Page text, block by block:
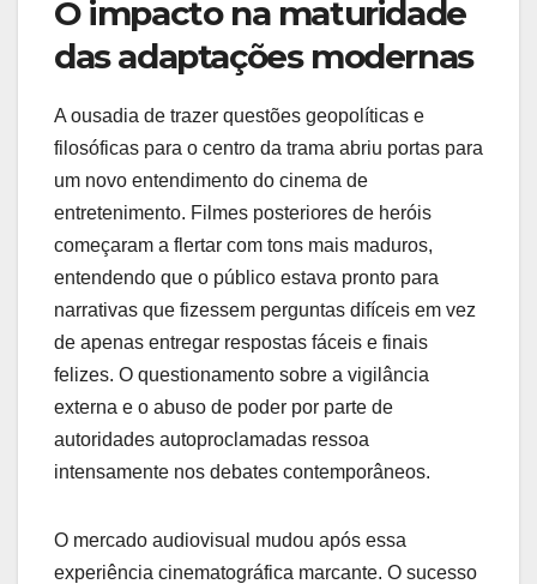
O impacto na maturidade
das adaptações modernas
A ousadia de trazer questões geopolíticas e
filosóficas para o centro da trama abriu portas para
um novo entendimento do cinema de
entretenimento. Filmes posteriores de heróis
começaram a flertar com tons mais maduros,
entendendo que o público estava pronto para
narrativas que fizessem perguntas difíceis em vez
de apenas entregar respostas fáceis e finais
felizes. O questionamento sobre a vigilância
externa e o abuso de poder por parte de
autoridades autoproclamadas ressoa
intensamente nos debates contemporâneos.
O mercado audiovisual mudou após essa
experiência cinematográfica marcante. O sucesso